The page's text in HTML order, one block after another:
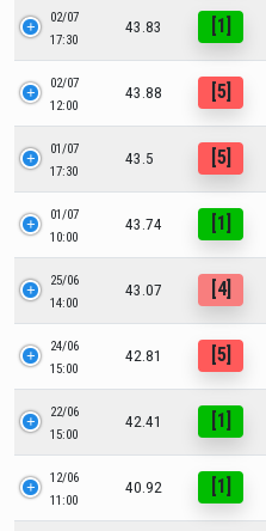
02/07
17:30
43.83 [1]
02/07
12:00
43.88 [5]
01/07
17:30
43.5 [5]
01/07
10:00
43.74 [1]
25/06
14:00
43.07 [4]
24/06
15:00
42.81 [5]
22/06
15:00
42.41 [1]
12/06
11:00
40.92 [1]